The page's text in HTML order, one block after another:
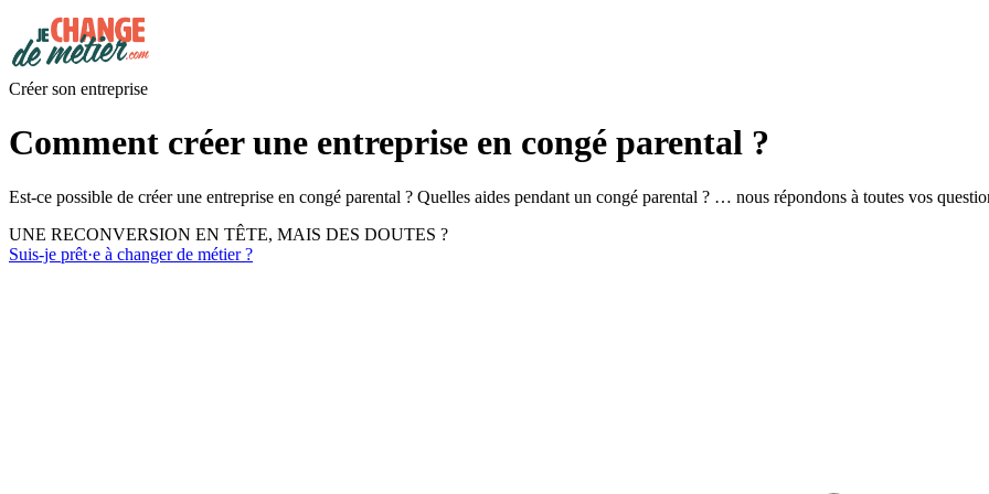
Créer son entreprise
Comment créer une entreprise en congé parental ?
Est-ce possible de créer une entreprise en congé parental ? Quelles aides pendant un congé parental ? … nous répondons à toutes vos
UNE RECONVERSION EN TÊTE, MAIS DES DOUTES ?
Suis-je prêt·e à changer de métier ?